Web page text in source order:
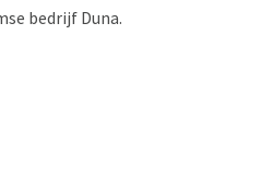
bedrijf Duna.